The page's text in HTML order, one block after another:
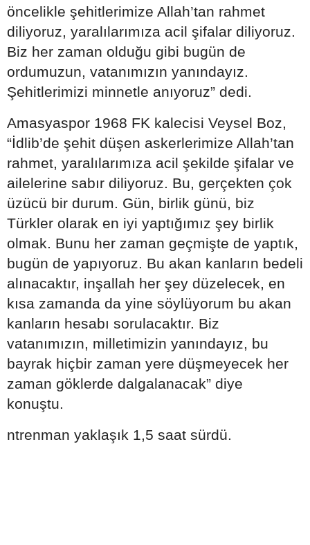
öncelikle şehitlerimize Allah’tan rahmet
diliyoruz, yaralılarımıza acil şifalar diliyoruz.
Biz her zaman olduğu gibi bugün de
ordumuzun, vatanımızın yanındayız.
Şehitlerimizi minnetle anıyoruz” dedi.
Amasyaspor 1968 FK kalecisi Veysel Boz,
“İdlib’de şehit düşen askerlerimize Allah’tan
rahmet, yaralılarımıza acil şekilde şifalar ve
ailelerine sabır diliyoruz. Bu, gerçekten çok
üzücü bir durum. Gün, birlik günü, biz
Türkler olarak en iyi yaptığımız şey birlik
olmak. Bunu her zaman geçmişte de yaptık,
bugün de yapıyoruz. Bu akan kanların bedeli
alınacaktır, inşallah her şey düzelecek, en
kısa zamanda da yine söylüyorum bu akan
kanların hesabı sorulacaktır. Biz
vatanımızın, milletimizin yanındayız, bu
bayrak hiçbir zaman yere düşmeyecek her
zaman göklerde dalgalanacak” diye
konuştu.
ntrenman yaklaşık 1,5 saat sürdü.